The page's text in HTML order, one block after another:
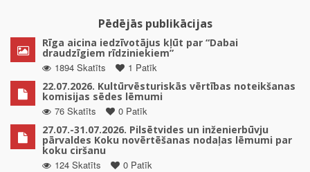
Pēdējās publikācijas
Rīga aicina iedzīvotājus kļūt par “Dabai
draudzīgiem rīdziniekiem”
1894 Skatīts
1 Patīk
22.07.2026. Kultūrvēsturiskās vērtības noteikšanas
komisijas sēdes lēmumi
76 Skatīts
0 Patīk
27.07.-31.07.2026. Pilsētvides un inženierbūvju
pārvaldes Koku novērtēšanas nodaļas lēmumi par
koku ciršanu
124 Skatīts
0 Patīk